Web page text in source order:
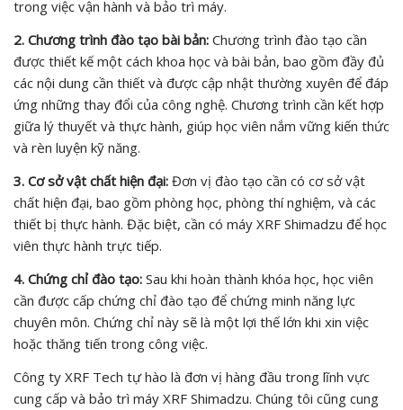
trong việc vận hành và bảo trì máy.
2. Chương trình đào tạo bài bản: Chương trình đào tạo cần
được thiết kế một cách khoa học và bài bản, bao gồm đầy đủ
các nội dung cần thiết và được cập nhật thường xuyên để đáp
ứng những thay đổi của công nghệ. Chương trình cần kết hợp
giữa lý thuyết và thực hành, giúp học viên nắm vững kiến thức
và rèn luyện kỹ năng.
3. Cơ sở vật chất hiện đại: Đơn vị đào tạo cần có cơ sở vật
chất hiện đại, bao gồm phòng học, phòng thí nghiệm, và các
thiết bị thực hành. Đặc biệt, cần có máy XRF Shimadzu để học
viên thực hành trực tiếp.
4. Chứng chỉ đào tạo: Sau khi hoàn thành khóa học, học viên
cần được cấp chứng chỉ đào tạo để chứng minh năng lực
chuyên môn. Chứng chỉ này sẽ là một lợi thế lớn khi xin việc
hoặc thăng tiến trong công việc.
Công ty XRF Tech tự hào là đơn vị hàng đầu trong lĩnh vực
cung cấp và bảo trì máy XRF Shimadzu. Chúng tôi cũng cung